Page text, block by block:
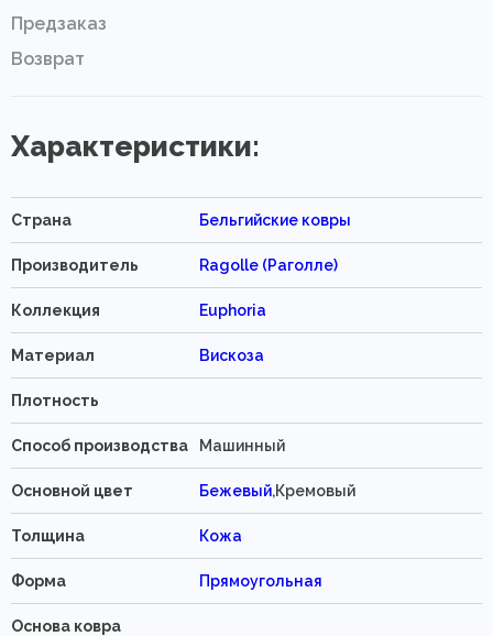
Предзаказ
Возврат
Характеристики:
Страна Бельгийские ковры
Производитель Ragolle (Раголле)
Коллекция Euphoria
Материал Вискоза
Плотность
Способ производства Машинный
Основной цвет Бежевый,Кремовый
Толщина Кожа
Форма Прямоугольная
Основа ковра